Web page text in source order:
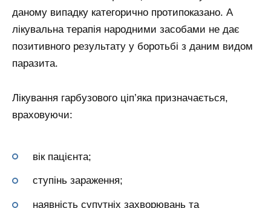
даному випадку категорично протипоказано. А
лікувальна терапія народними засобами не дає
позитивного результату у боротьбі з даним видом
паразита.
Лікування гарбузового ціп’яка призначається,
враховуючи:
вік пацієнта;
ступінь зараження;
наявність супутніх захворювань та